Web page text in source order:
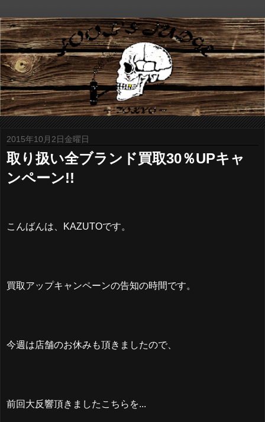
2015年10月2日金曜日
取り扱い全ブランド買取30％UPキャ
ンペーン!!
こんばんは、KAZUTOです。
買取アップキャンペーンの告知の時間です。
今週は店舗のお休みも頂きましたので、
前回大反響頂きましたこちらを...